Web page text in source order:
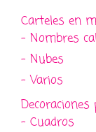
Carteles en
- Nombres
- Nubes
- Varios
- Cuadros